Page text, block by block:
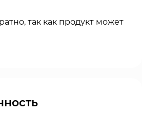
так как продукт может